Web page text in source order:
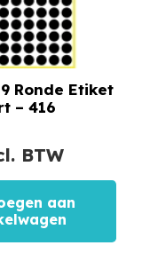
Ronde Etiket
– 416
BTW
aan